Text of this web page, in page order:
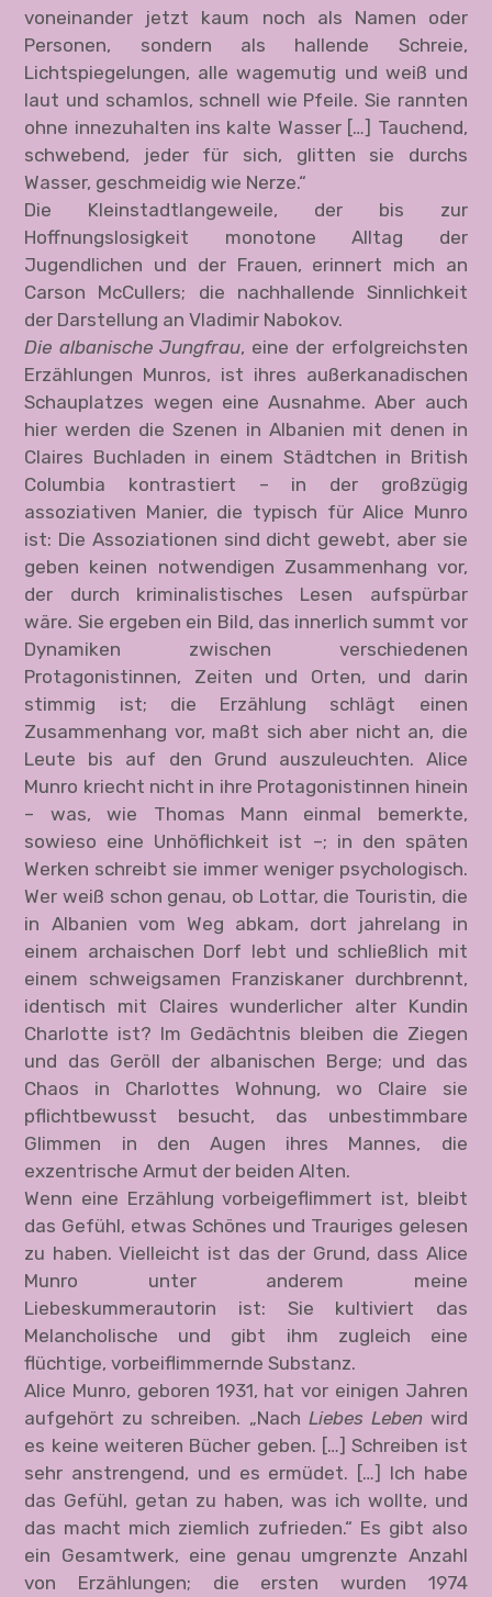
voneinander jetzt kaum noch als Namen oder
Personen, sondern als hallende Schreie,
Lichtspiegelungen, alle wagemutig und weiß und
laut und schamlos, schnell wie Pfeile. Sie rannten
ohne innezuhalten ins kalte Wasser […] Tauchend,
schwebend, jeder für sich, glitten sie durchs
Wasser, geschmeidig wie Nerze.“
Die Kleinstadtlangeweile, der bis zur
Hoffnungslosigkeit monotone Alltag der
Jugendlichen und der Frauen, erinnert mich an
Carson McCullers; die nachhallende Sinnlichkeit
der Darstellung an Vladimir Nabokov.
Die albanische Jungfrau, eine der erfolgreichsten
Erzählungen Munros, ist ihres außerkanadischen
Schauplatzes wegen eine Ausnahme. Aber auch
hier werden die Szenen in Albanien mit denen in
Claires Buchladen in einem Städtchen in British
Columbia kontrastiert – in der großzügig
assoziativen Manier, die typisch für Alice Munro
ist: Die Assoziationen sind dicht gewebt, aber sie
geben keinen notwendigen Zusammenhang vor,
der durch kriminalistisches Lesen aufspürbar
wäre. Sie ergeben ein Bild, das innerlich summt vor
Dynamiken zwischen verschiedenen
Protagonistinnen, Zeiten und Orten, und darin
stimmig ist; die Erzählung schlägt einen
Zusammenhang vor, maßt sich aber nicht an, die
Leute bis auf den Grund auszuleuchten. Alice
Munro kriecht nicht in ihre Protagonistinnen hinein
– was, wie Thomas Mann einmal bemerkte,
sowieso eine Unhöflichkeit ist –; in den späten
Werken schreibt sie immer weniger psychologisch.
Wer weiß schon genau, ob Lottar, die Touristin, die
in Albanien vom Weg abkam, dort jahrelang in
einem archaischen Dorf lebt und schließlich mit
einem schweigsamen Franziskaner durchbrennt,
identisch mit Claires wunderlicher alter Kundin
Charlotte ist? Im Gedächtnis bleiben die Ziegen
und das Geröll der albanischen Berge; und das
Chaos in Charlottes Wohnung, wo Claire sie
pflichtbewusst besucht, das unbestimmbare
Glimmen in den Augen ihres Mannes, die
exzentrische Armut der beiden Alten.
Wenn eine Erzählung vorbeigeflimmert ist, bleibt
das Gefühl, etwas Schönes und Trauriges gelesen
zu haben. Vielleicht ist das der Grund, dass Alice
Munro unter anderem meine
Liebeskummerautorin ist: Sie kultiviert das
Melancholische und gibt ihm zugleich eine
flüchtige, vorbeiflimmernde Substanz.
Alice Munro, geboren 1931, hat vor einigen Jahren
aufgehört zu schreiben. „Nach Liebes Lebenwird
es keine weiteren Bücher geben. […] Schreiben ist
sehr anstrengend, und es ermüdet. […] Ich habe
das Gefühl, getan zu haben, was ich wollte, und
das macht mich ziemlich zufrieden.“ Es gibt also
ein Gesamtwerk, eine genau umgrenzte Anzahl
von Erzählungen; die ersten wurden 1974